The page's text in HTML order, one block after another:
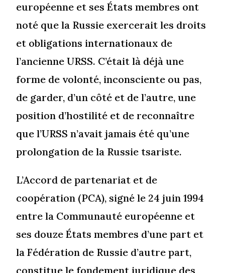
européenne et ses États membres ont
noté que la Russie exercerait les droits
et obligations internationaux de
l’ancienne URSS. C’était là déjà une
forme de volonté, inconsciente ou pas,
de garder, d’un côté et de l’autre, une
position d’hostilité et de reconnaître
que l’URSS n’avait jamais été qu’une
prolongation de la Russie tsariste.
L’Accord de partenariat et de
coopération (PCA), signé le 24 juin 1994
entre la Communauté européenne et
ses douze États membres d’une part et
la Fédération de Russie d’autre part,
constitue le fondement juridique des